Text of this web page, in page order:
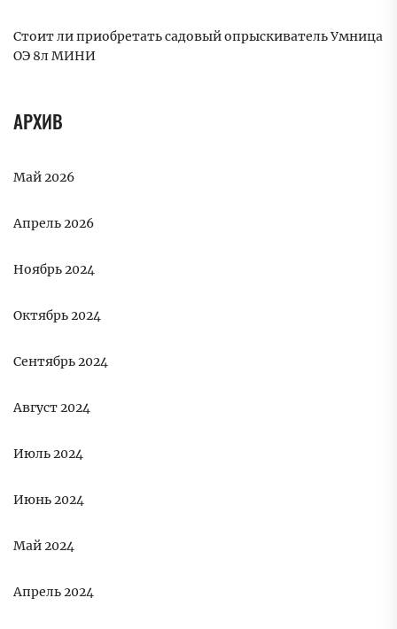
Стоит ли приобретать садовый опрыскиватель Умница
ОЭ 8л МИНИ
АРХИВ
Май 2026
Апрель 2026
Ноябрь 2024
Октябрь 2024
Сентябрь 2024
Август 2024
Июль 2024
Июнь 2024
Май 2024
Апрель 2024